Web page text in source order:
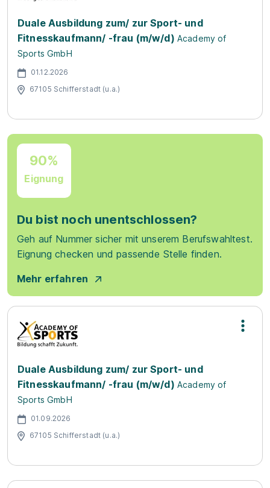
Duale Ausbildung zum/ zur Sport- und
Fitnesskaufmann/ -frau (m/w/d) Academy of
Sports GmbH
01.12.2026
67105 Schifferstadt (u.a.)
90%
Eignung
Du bist noch unentschlossen?
Geh auf Nummer sicher mit unserem Berufswahltest.
Eignung checken und passende Stelle finden.
Mehr erfahren
Duale Ausbildung zum/ zur Sport- und
Fitnesskaufmann/ -frau (m/w/d) Academy of
Sports GmbH
01.09.2026
67105 Schifferstadt (u.a.)